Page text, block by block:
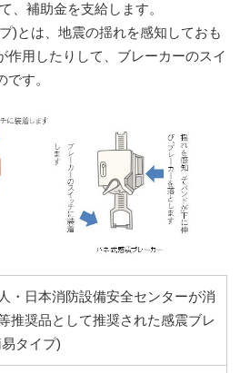
、補助金を支給します。
)とは、地震の揺れを感知しておも
作用したりして、ブレーカーのスイ
す。
・日本消防設備安全センターが消
推奨品として推奨された感震ブレ
タイプ)